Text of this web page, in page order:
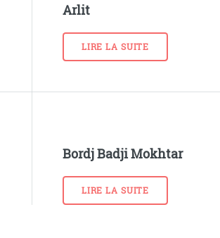
Arlit
LIRE LA SUITE
Bordj Badji Mokhtar
LIRE LA SUITE